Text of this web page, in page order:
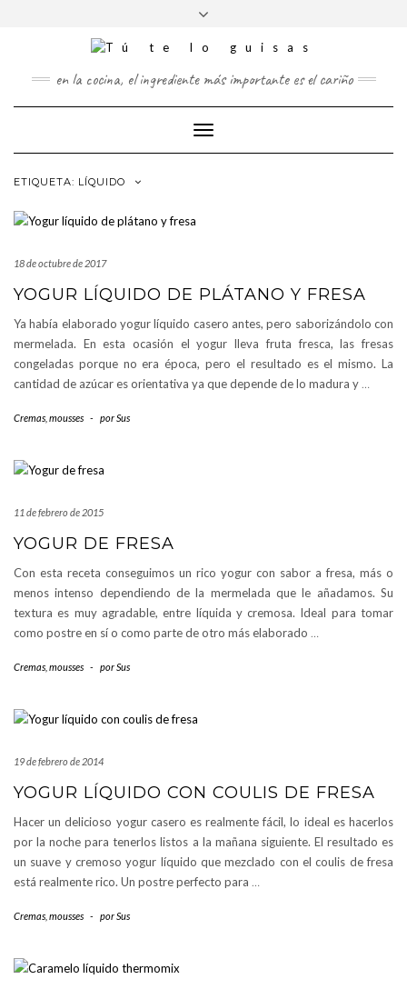
TWITTERPINTEREST
cabecera
en la cocina, el ingrediente más importante es el cariño
Cambiar
modo
ETIQUETA: LÍQUIDO
18 de octubre de 2017
YOGUR LÍQUIDO DE PLÁTANO Y FRESA
Ya había elaborado yogur líquido casero antes, pero saborizándolo con
mermelada. En esta ocasión el yogur lleva fruta fresca, las fresas
congeladas porque no era época, pero el resultado es el mismo. La
cantidad de azúcar es orientativa ya que depende de lo madura y …
Cremas, mousses - porSus
11 de febrero de 2015
YOGUR DE FRESA
Con esta receta conseguimos un rico yogur con sabor a fresa, más o
menos intenso dependiendo de la mermelada que le añadamos. Su
textura es muy agradable, entre líquida y cremosa. Ideal para tomar
como postre en sí o como parte de otro más elaborado …
Cremas, mousses - porSus
19 de febrero de 2014
YOGUR LÍQUIDO CON COULIS DE FRESA
Hacer un delicioso yogur casero es realmente fácil, lo ideal es hacerlos
por la noche para tenerlos listos a la mañana siguiente. El resultado es
un suave y cremoso yogur líquido que mezclado con el coulis de fresa
está realmente rico. Un postre perfecto para …
Cremas, mousses - porSus